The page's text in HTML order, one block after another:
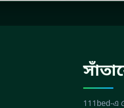
111bed-এ